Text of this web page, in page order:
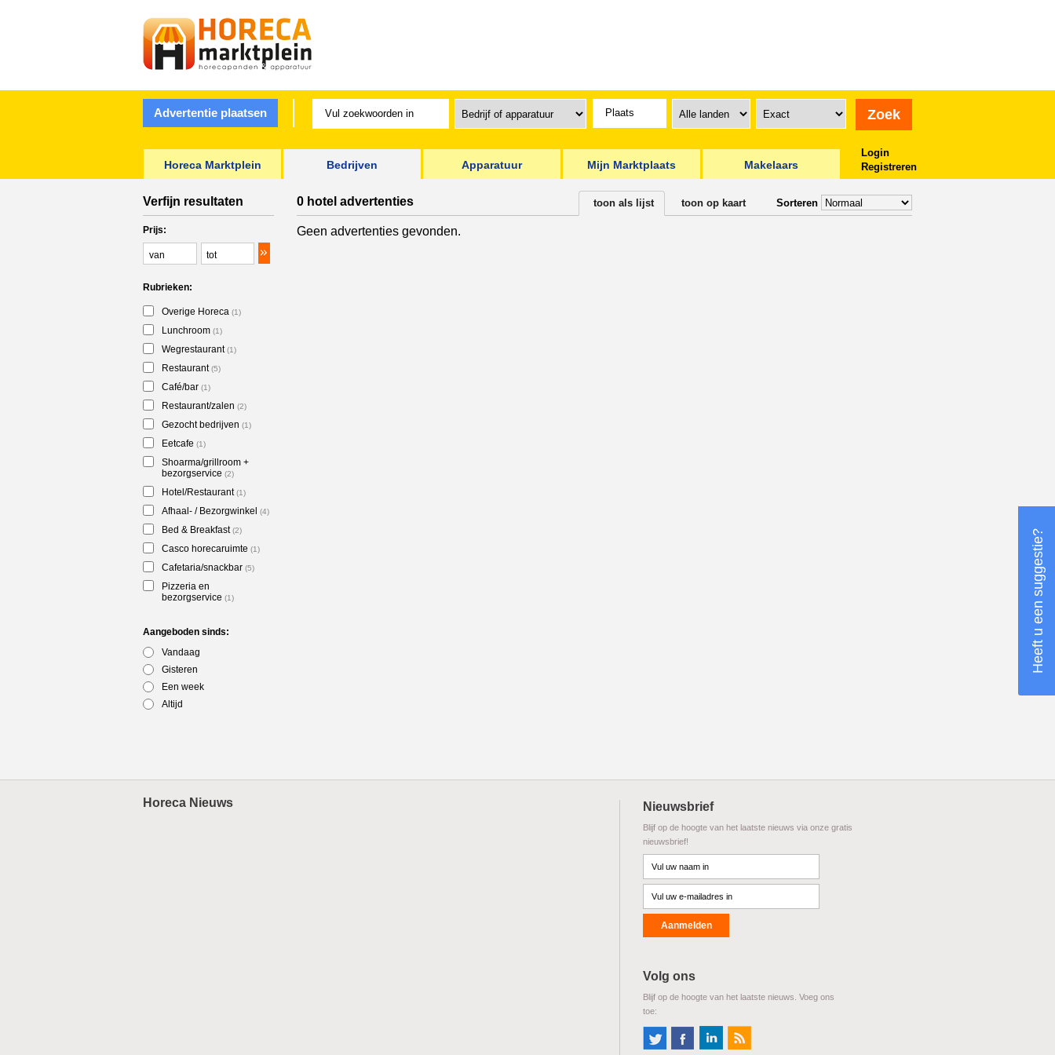
Advertentie plaatsen
Horeca Marktplein Bedrijven Apparatuur Mijn Marktplaats Makelaars
Login
Registreren
Verfijn resultaten
Prijs:
Rubrieken:
Overige Horeca (1)
Lunchroom (1)
Wegrestaurant(1)
Restaurant(5)
Café/bar (1)
Restaurant/zalen (2)
Gezocht bedrijven (1)
Eetcafe (1)
Shoarma/grillroom +
bezorgservice (2)
Hotel/Restaurant(1)
Afhaal- / Bezorgwinkel (4)
Bed & Breakfast(2)
Casco horecaruimte (1)
Cafetaria/snackbar (5)
Pizzeria en
bezorgservice (1)
Aangeboden sinds:
Vandaag
Gisteren
Een week
Altijd
0 hotel advertenties Sorteren
toon als lijst toon op kaart
Geen advertenties gevonden.
Horeca Nieuws Nieuwsbrief
Blijf op de hoogte van het laatste nieuws via onze gratis
nieuwsbrief!
Volg ons
Blijf op de hoogte van het laatste nieuws. Voeg ons
toe:
Heeft u een suggestie?